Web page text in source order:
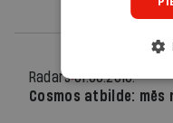
Radars 01.06.2010.
Cosmos atbilde: mēs